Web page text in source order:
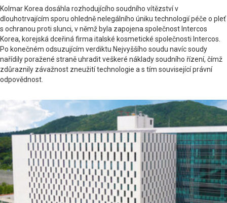
Kolmar Korea dosáhla rozhodujícího soudního vítězství v
dlouhotrvajícím sporu ohledně nelegálního úniku technologií péče o pleť
s ochranou proti slunci, v němž byla zapojena společnost Intercos
Korea, korejská dceřiná firma italské kosmetické společnosti Intercos.
Po konečném odsuzujícím verdiktu Nejvyššího soudu navíc soudy
nařídily poražené straně uhradit veškeré náklady soudního řízení, čímž
zdůraznily závažnost zneužití technologie a s tím související právní
odpovědnost.